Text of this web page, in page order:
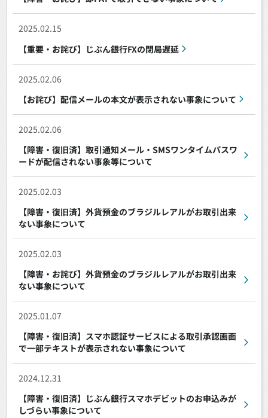
2025.02.15
【重要・お詫び】じぶん銀行FXの閉局遅延
2025.02.06
【お詫び】配信メールの本文が表示されない事象について
2025.02.06
【障害・復旧済】取引通知メール・SMSワンタイムパスワ
ードが配信されない事象等について
2025.02.03
【障害・復旧済】外貨預金のブラジルレアルがお取引出来
ない事象について
2025.02.03
【障害・お詫び】外貨預金のブラジルレアルがお取引出来
ない事象について
2025.01.07
【障害・復旧済】スマホ認証サービスによる取引承認画面
で一部テキストが表示されない事象について
2024.12.31
【障害・復旧済】じぶん銀行スマホデビットのお申込みが
しづらい事象について